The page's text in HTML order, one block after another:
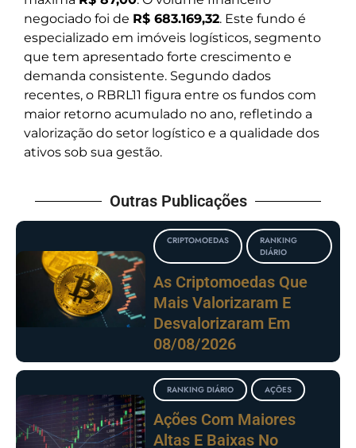
negociado foi de R$ 683.169,32. Este fundo é
especializado em imóveis logísticos, segmento
que tem apresentado forte crescimento e
demanda consistente. Segundo dados
recentes, o RBRL11 figura entre os fundos com
maior retorno acumulado no ano, refletindo a
valorização do setor logístico e a qualidade dos
ativos sob sua gestão.
Outras Publicações
CRIPTOMOEDAS
RANKING
DIÁRIO
As Criptomoedas Que
Mais Valorizaram E
Desvalorizaram Em
08/08/2026
RANKING DIÁRIO AÇÕES
Ações Com Maiores
Altas E Baixas No